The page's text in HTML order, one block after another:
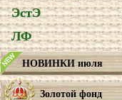
ЭстЭ
ЛФ
НОВИНКИ июля
Золотой фонд